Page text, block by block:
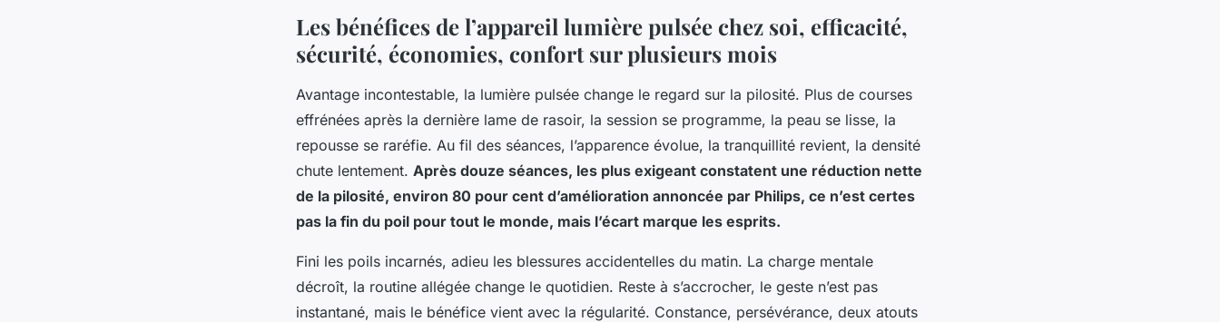
Les bénéfices de l’appareil lumière pulsée chez soi, efficacité,
sécurité, économies, confort sur plusieurs mois
Avantage incontestable, la lumière pulsée change le regard sur la pilosité. Plus de courses
effrénées après la dernière lame de rasoir, la session se programme, la peau se lisse, la
repousse se raréfie. Au fil des séances, l’apparence évolue, la tranquillité revient, la densité
chute lentement. Après douze séances, les plus exigeant constatent une réduction nette
de la pilosité, environ 80 pour cent d’amélioration annoncée par Philips, ce n’est certes
pas la fin du poil pour tout le monde, mais l’écart marque les esprits.
Fini les poils incarnés, adieu les blessures accidentelles du matin. La charge mentale
décroît, la routine allégée change le quotidien. Reste à s’accrocher, le geste n’est pas
instantané, mais le bénéfice vient avec la régularité. Constance, persévérance, deux atouts